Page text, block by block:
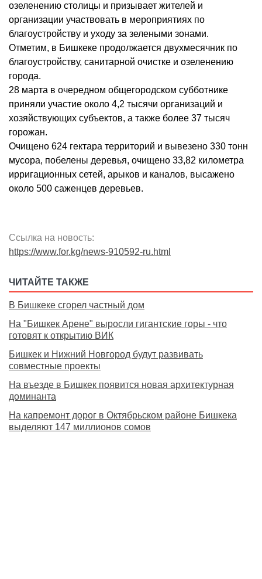
озеленению столицы и призывает жителей и
организации участвовать в мероприятиях по
благоустройству и уходу за зелеными зонами.
Отметим, в Бишкеке продолжается двухмесячник по
благоустройству, санитарной очистке и озеленению
города.
28 марта в очередном общегородском субботнике
приняли участие около 4,2 тысячи организаций и
хозяйствующих субъектов, а также более 37 тысяч
горожан.
Очищено 624 гектара территорий и вывезено 330 тонн
мусора, побелены деревья, очищено 33,82 километра
ирригационных сетей, арыков и каналов, высажено
около 500 саженцев деревьев.
Ссылка на новость:
https://www.for.kg/news-910592-ru.html
ЧИТАЙТЕ ТАКЖЕ
В Бишкеке сгорел частный дом
На "Бишкек Арене" выросли гигантские горы - что
готовят к открытию ВИК
Бишкек и Нижний Новгород будут развивать
совместные проекты
На въезде в Бишкек появится новая архитектурная
доминанта
На капремонт дорог в Октябрьском районе Бишкека
выделяют 147 миллионов сомов